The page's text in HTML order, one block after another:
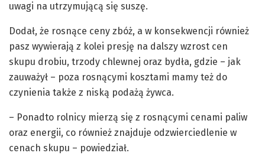
uwagi na utrzymującą się suszę.
Dodał, że rosnące ceny zbóż, a w konsekwencji również
pasz wywierają z kolei presję na dalszy wzrost cen
skupu drobiu, trzody chlewnej oraz bydła, gdzie – jak
zauważył – poza rosnącymi kosztami mamy też do
czynienia także z niską podażą żywca.
– Ponadto rolnicy mierzą się z rosnącymi cenami paliw
oraz energii, co również znajduje odzwierciedlenie w
cenach skupu – powiedział.